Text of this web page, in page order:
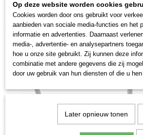
Home >Gazononderhoud>Bosmaaiers>
Benzinebosmaaiers> Husqvarna 535 RX
Op deze website worden cookies
Cookies worden door ons gebruikt voor
aanbieden van sociale media-functies en het
informatie en advertenties. Daarnaast
media-, advertentie- en analysepartners
hoe u onze site gebruikt. Zij kunnen deze
combinatie met andere gegevens die zij
door uw gebruik van hun diensten of die u
Later opnieuw tonen